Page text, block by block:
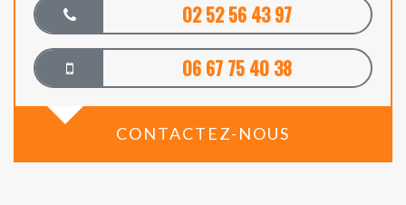
02 52 56 43 97
06 67 75 40 38
CONTACTEZ-NOUS